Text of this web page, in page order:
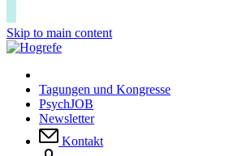
Skip to main content
Tagungen und Kongresse
PsychJOB
Newsletter
Kontakt